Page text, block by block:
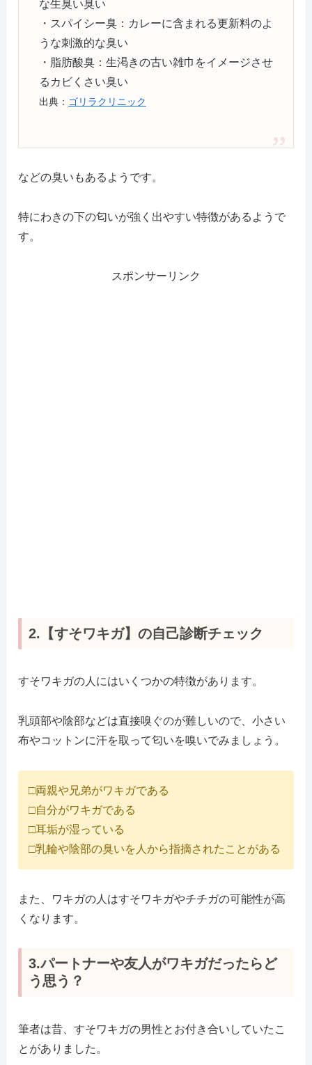
な生臭い臭い
・スパイシー臭：カレーに含まれる更新料のよ
うな刺激的な臭い
・脂肪酸臭：生渇きの古い雑巾をイメージさせ
るカビくさい臭い
出典： ゴリラクリニック
などの臭いもあるようです。
特にわきの下の匂いが強く出やすい特徴があるようで
す。
スポンサーリンク
2.【すそワキガ】の自己診断チェック
すそワキガの人にはいくつかの特徴があります。
乳頭部や陰部などは直接嗅ぐのが難しいので、小さい
布やコットンに汗を取って匂いを嗅いでみましょう。
□両親や兄弟がワキガである
□自分がワキガである
□耳垢が湿っている
□乳輪や陰部の臭いを人から指摘されたことがある
また、ワキガの人はすそワキガやチチガの可能性が高
くなります。
3.パートナーや友人がワキガだったらど
う思う？
筆者は昔、すそワキガの男性とお付き合いしていたこ
とがありました。